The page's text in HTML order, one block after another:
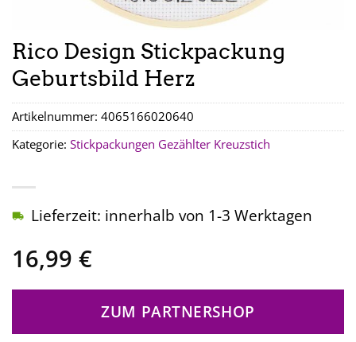
Rico Design Stickpackung
Geburtsbild Herz
16,99 €
Lieferzeit: innerhalb von 1-3 Werktagen
ZUM PARTNERSHOP
Artikelnummer: 4065166020640
Kategorie: Stickpackungen Gezählter Kreuzstich